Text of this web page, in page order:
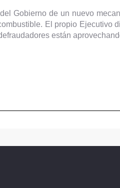
Gobierno de un nuevo
El propio Ejecutivo
están